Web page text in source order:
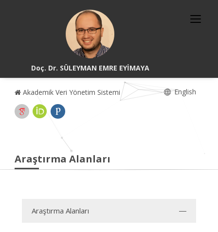
Doç. Dr. SÜLEYMAN EMRE EYİMAYA
Akademik Veri Yönetim Sistemi English
Araştırma Alanları
Araştırma Alanları